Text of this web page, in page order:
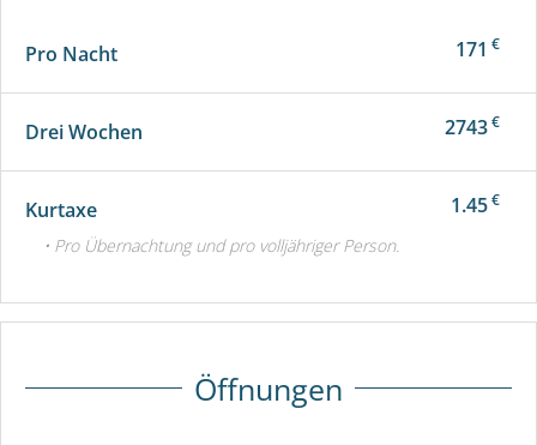
Pro Nacht 171 €
Drei Wochen 2743€
Kurtaxe 1.45€
• Pro Übernachtung und pro volljähriger Person.
Öffnungen